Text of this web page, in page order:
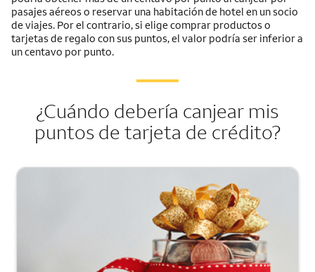
pasajes aéreos o reservar una habitación de hotel en un socio
de viajes. Por el contrario, si elige comprar productos o
tarjetas de regalo con sus puntos, el valor podría ser inferior a
un centavo por punto.
¿Cuándo debería canjear mis
puntos de tarjeta de crédito?